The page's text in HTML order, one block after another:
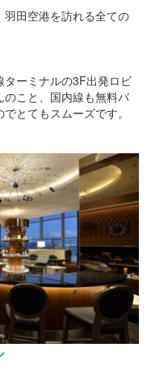
田空港を訪れる全ての
ーミナルの3F出発ロビ
こと、国内線も無料バ
とてもスムーズです。